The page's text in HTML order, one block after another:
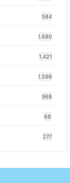
584
1.680
1.421
1.596
968
68
277